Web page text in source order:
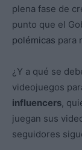
plena fase de
punto que el
polémicas para
¿Y a qué se
videojuegos
influencers,
juegan sus
seguidores